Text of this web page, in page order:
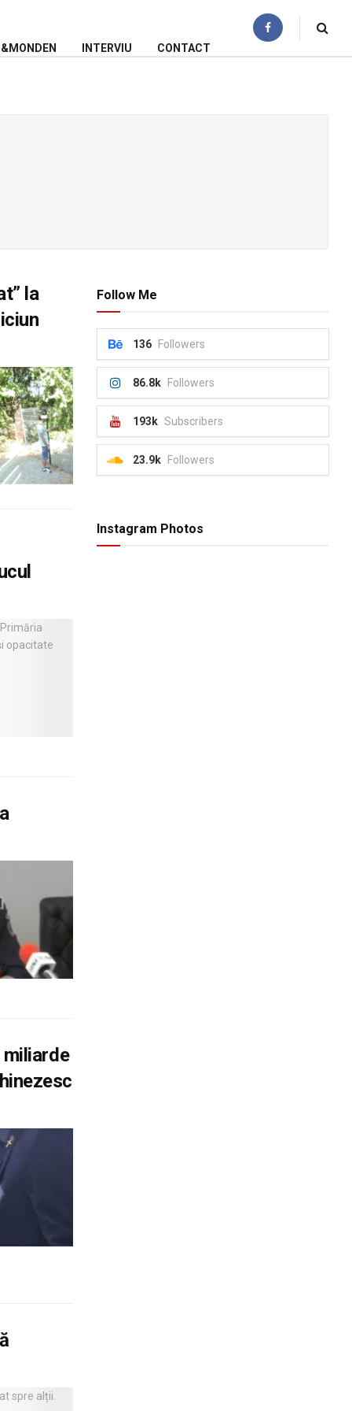
INTERVIU CONTACT
la
miliarde
Follow Me
136 Followers
86.8k Followers
193k Subscribers
23.9k Followers
Instagram Photos